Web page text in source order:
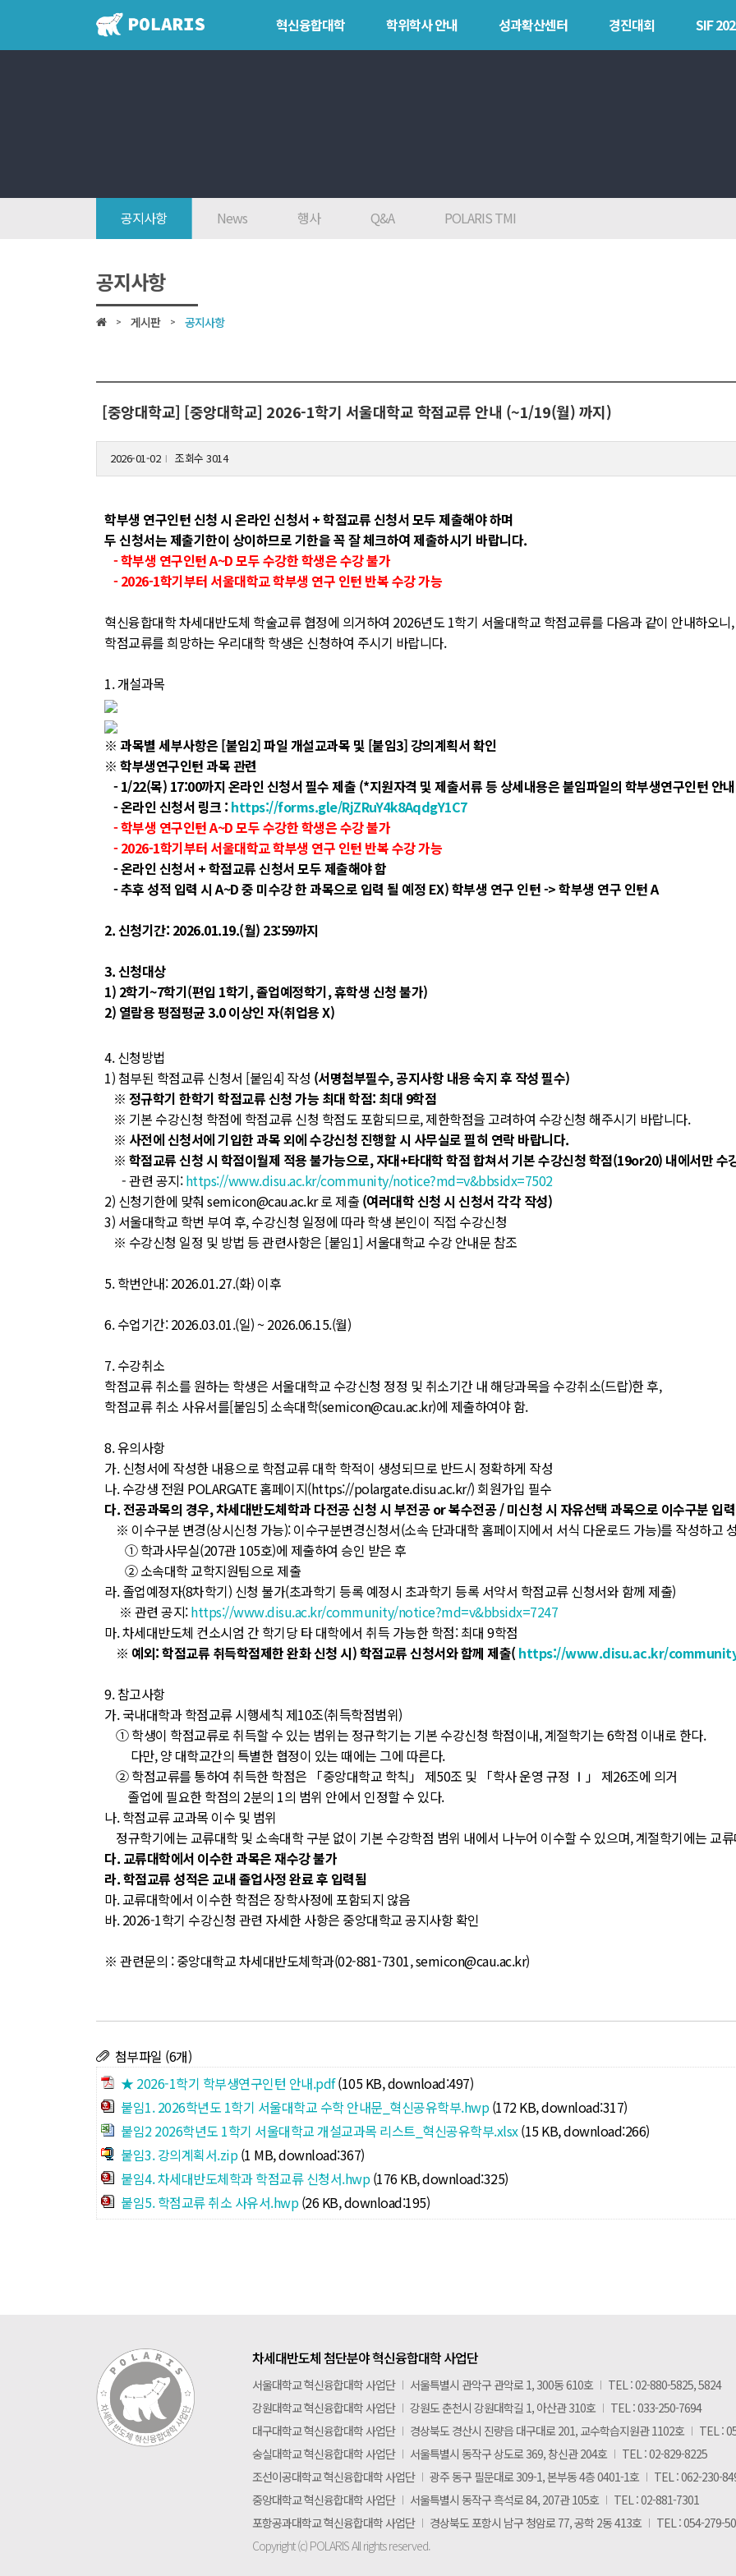
혁신융합대학 학위학사 안내 성과확산센터 경진대회 SIF
오시는 길
공지사항 News 행사 Q&A POLARIS TMI
공지사항
게시판 공지사항
[중앙대학교] [중앙대학교] 2026-1학기 서울대학교 학점교류 안내 (~1/19(월) 까지)
2026-01-02 조회수 3014
학부생 연구인턴 신청 시 온라인 신청서 + 학점교류 신청서 모두 제출해야 하며
두 신청서는 제출기한이 상이하므로 기한을 꼭 잘 체크하여 제출하시기 바랍니다.
- 학부생 연구인턴 A~D 모두 수강한 학생은 수강 불가
- 2026-1학기부터 서울대학교 학부생 연구 인턴 반복 수강 가능
혁신융합대학 차세대반도체 학술교류 협정에 의거하여 2026년도 1학기 서울대학교 학점교류를 다음과 같이 안내하오니,
학점교류를 희망하는 우리대학 학생은 신청하여 주시기 바랍니다.
1. 개설과목
※ 과목별 세부사항은 [붙임2] 파일 개설교과목 및 [붙임3] 강의계획서 확인
※ 학부생연구인턴 과목 관련
- 1/22(목) 17:00까지 온라인 신청서 필수 제출 (*지원자격 및 제출서류 등 상세내용은 붙임파일의 학부생연구인턴 안
- 온라인 신청서 링크 : https://forms.gle/RjZRuY4k8AqdgY1C7
- 학부생 연구인턴 A~D 모두 수강한 학생은 수강 불가
- 2026-1학기부터 서울대학교 학부생 연구 인턴 반복 수강 가능
- 온라인 신청서 + 학점교류 신청서 모두 제출해야 함
- 추후 성적 입력 시 A~D 중 미수강 한 과목으로 입력 될 예정 EX) 학부생 연구 인턴 -> 학부생 연구 인턴 A
2. 신청기간: 2026.01.19.(월) 23:59까지
3. 신청대상
1) 2학기~7학기(편입 1학기, 졸업예정학기, 휴학생 신청 불가)
2) 열람용 평점평균 3.0 이상인 자(취업용 X)
4. 신청방법
1) 첨부된 학점교류 신청서 [붙임4] 작성 (서명첨부필수, 공지사항 내용 숙지 후 작성 필수)
※ 정규학기 한학기 학점교류 신청 가능 최대 학점: 최대 9학점
※ 기본 수강신청 학점에 학점교류 신청 학점도 포함되므로, 제한학점을 고려하여 수강신청 해주시기 바랍니다.
※ 사전에 신청서에 기입한 과목 외에 수강신청 진행할 시 사무실로 필히 연락 바랍니다.
※ 학점교류 신청 시 학점이월제 적용 불가능으로, 자대+타대학 학점 합쳐서 기본 수강신청 학점(19or20) 내에서만 수
- 관련 공지:https://www.disu.ac.kr/community/notice?md=v&bbsidx=7502
2) 신청기한에 맞춰 semicon@cau.ac.kr 로 제출 (여러대학 신청 시 신청서 각각 작성)
3) 서울대학교 학번 부여 후, 수강신청 일정에 따라 학생 본인이 직접 수강신청
※ 수강신청 일정 및 방법 등 관련사항은 [붙임1] 서울대학교 수강 안내문 참조
5. 학번안내: 2026.01.27.(화) 이후
6. 수업기간: 2026.03.01.(일) ~ 2026.06.15.(월)
7. 수강취소
학점교류 취소를 원하는 학생은 서울대학교 수강신청 정정 및 취소기간 내 해당과목을 수강취소(드랍)한 후,
학점교류 취소 사유서를[붙임5] 소속대학(semicon@cau.ac.kr)에 제출하여야 함.
8. 유의사항
가. 신청서에 작성한 내용으로 학점교류 대학 학적이 생성되므로 반드시 정확하게 작성
나. 수강생 전원 POLARGATE 홈페이지(https://polargate.disu.ac.kr/) 회원가입 필수
다. 전공과목의 경우, 차세대반도체학과 다전공 신청 시 부전공 or 복수전공 / 미신청 시 자유선택 과목으로 이수구분 입
※ 이수구분 변경(상시신청 가능): 이수구분변경신청서(소속 단과대학 홈페이지에서 서식 다운로드 가능)를 작성하고
① 학과사무실(207관 105호)에 제출하여 승인 받은 후
② 소속대학 교학지원팀으로 제출
라. 졸업예정자(8차학기) 신청 불가(초과학기 등록 예정시 초과학기 등록 서약서 학점교류 신청서와 함께 제출)
※ 관련 공지:https://www.disu.ac.kr/community/notice?md=v&bbsidx=7247
마. 차세대반도체 컨소시엄 간 학기당 타 대학에서 취득 가능한 학점: 최대 9학점
※ 예외: 학점교류 취득학점제한 완화 신청 시) 학점교류 신청서와 함께 제출( https://www.disu.ac.kr/
9. 참고사항
가. 국내대학과 학점교류 시행세칙 제10조(취득학점범위)
① 학생이 학점교류로 취득할 수 있는 범위는 정규학기는 기본 수강신청 학점이내, 계절학기는 6학점 이내로 한다.
다만, 양 대학교간의 특별한 협정이 있는 때에는 그에 따른다.
② 학점교류를 통하여 취득한 학점은 「중앙대학교 학칙」 제50조 및 「학사 운영 규정 Ⅰ」 제26조에 의거
졸업에 필요한 학점의 2분의 1의 범위 안에서 인정할 수 있다.
나. 학점교류 교과목 이수 및 범위
정규학기에는 교류대학 및 소속대학 구분 없이 기본 수강학점 범위 내에서 나누어 이수할 수 있으며, 계절학기에는 교
다. 교류대학에서 이수한 과목은 재수강 불가
라. 학점교류 성적은 교내 졸업사정 완료 후 입력됨
마. 교류대학에서 이수한 학점은 장학사정에 포함되지 않음
바. 2026-1학기 수강신청 관련 자세한 사항은 중앙대학교 공지사항 확인
※ 관련문의 : 중앙대학교 차세대반도체학과(02-881-7301, semicon@cau.ac.kr)
첨부파일 (6개)
★ 2026-1학기 학부생연구인턴 안내.pdf(105 KB, download:497)
붙임1. 2026학년도 1학기 서울대학교 수학 안내문_혁신공유학부.hwp (172 KB, download:317)
붙임2 2026학년도 1학기 서울대학교 개설교과목 리스트_혁신공유학부.xlsx(15 KB, download:266)
붙임3. 강의계획서.zip (1 MB, download:367)
붙임4. 차세대반도체학과 학점교류 신청서.hwp (176 KB, download:325)
붙임5. 학점교류 취소 사유서.hwp (26 KB, download:195)
차세대반도체 첨단분야 혁신융합대학 사업단
서울대학교 혁신융합대학 사업단 I 서울특별시 관악구 관악로 1, 300동 610호 I TEL : 02-880-5825, 5824
강원대학교 혁신융합대학 사업단 I 강원도 춘천시 강원대학길 1, 아산관 310호 I TEL : 033-250-7694
대구대학교 혁신융합대학 사업단 I 경상북도 경산시 진량읍 대구대로 201, 교수학습지원관 1102호 I TEL :
숭실대학교 혁신융합대학 사업단 I 서울특별시 동작구 상도로 369, 창신관 204호 I TEL : 02-829-8225
조선이공대학교 혁신융합대학 사업단 I 광주 동구 필문대로 309-1, 본부동 4층 0401-1호 I TEL : 062-230-
중앙대학교 혁신융합대학 사업단 I 서울특별시 동작구 흑석로 84, 207관 105호 I TEL : 02-881-7301
포항공과대학교 혁신융합대학 사업단 I 경상북도 포항시 남구 청암로 77, 공학 2동 413호 I TEL : 054-279-
Copyright (c) POLARIS All rights reserved.